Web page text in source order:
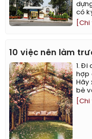
có
[Chi
10 việc nên làm
1. Đi
hợp
Hãy
bè
[Chi